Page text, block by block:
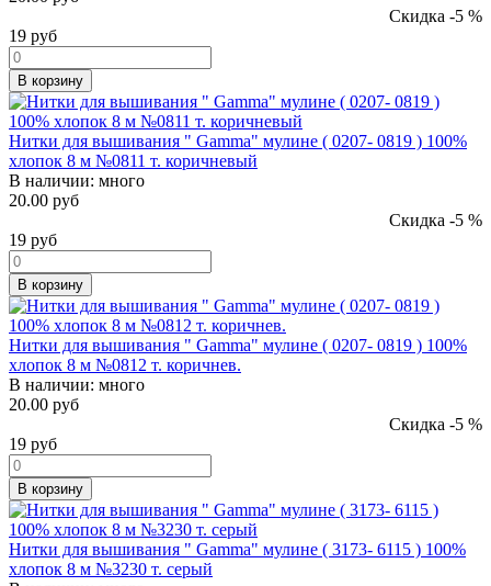
Скидка -5 %
19 руб
В корзину
Нитки для вышивания " Gamma" мулине ( 0207- 0819 ) 100%
хлопок 8 м №0811 т. коричневый
В наличии: много
20.00 руб
Скидка -5 %
19 руб
В корзину
Нитки для вышивания " Gamma" мулине ( 0207- 0819 ) 100%
хлопок 8 м №0812 т. коричнев.
В наличии: много
20.00 руб
Скидка -5 %
19 руб
В корзину
Нитки для вышивания " Gamma" мулине ( 3173- 6115 ) 100%
хлопок 8 м №3230 т. серый